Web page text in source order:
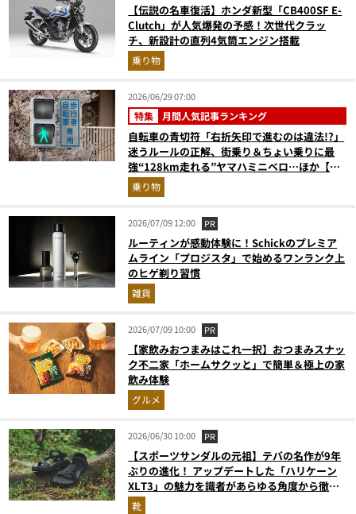
【伝説の名車復活】ホンダ新型「CB400SF E-
Clutch」が人気爆発の予感！次世代クラッ
チ、新設計の直列4気筒エンジン搭載
乗り物
2026/06/29 07:00
特集 月間人気記事ランキング
自転車の青切符「右折矢印で進むのは違法!?」
迷うルールの正解、街乗り＆ちょい乗りに最
強“128km走れる”ヤマハミニベロ…ほか【自
転車の人気記事ランキングベスト3】（2026年
5月版）
乗り物
2026/07/09 12:00 PR
ルーティンが感動体験に！Schickのプレミア
ムライン「プロジスタ」で始めるワンランク上
のヒゲ剃り習慣
雑貨
2026/07/09 10:00 PR
【家飲みおつまみはこれ一択】おつまみスナッ
ク不二家「ホームサクッと」で簡単＆極上の家
飲み体験
グルメ
2026/06/30 10:00 PR
【スポーツサンダルの元祖】テバの名作が9年
ぶりの進化！ アップデートした「ハリケーン
XLT3」の魅力を識者があらゆる角度から徹底
解説！
靴